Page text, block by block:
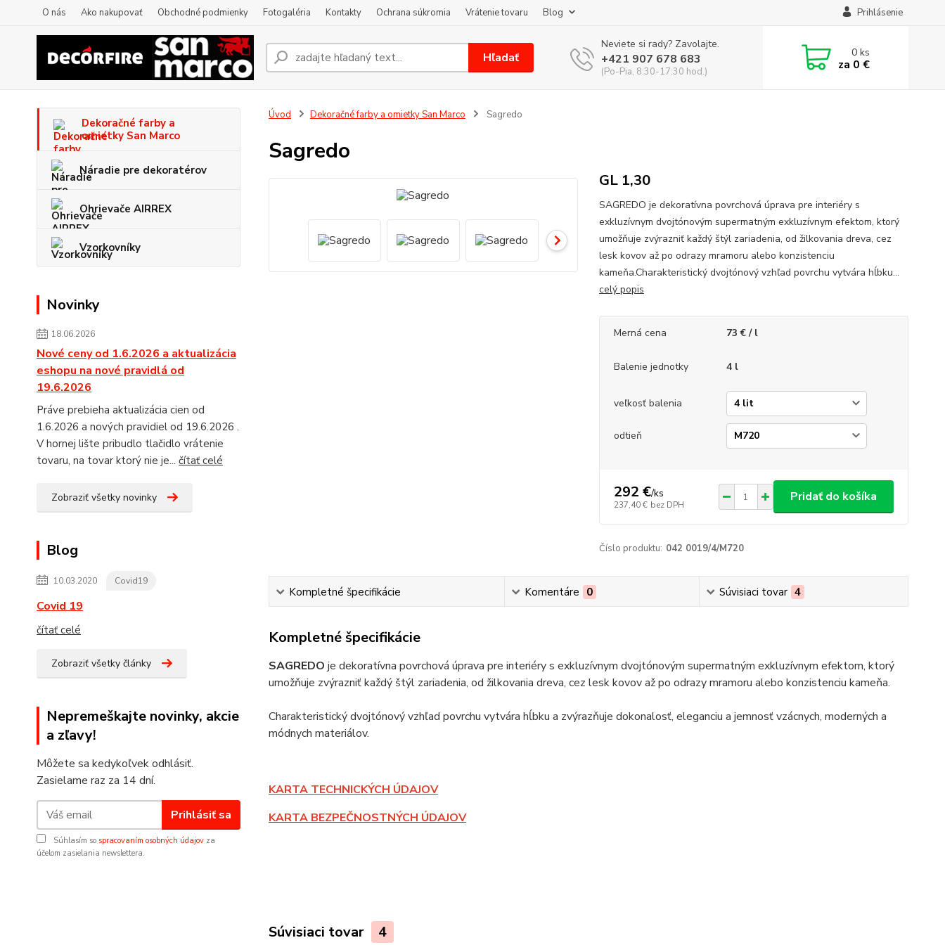
O nás Ako nakupovať Obchodné podmienky Fotogaléria Kontakty Ochrana súkromia Vrátenie tovaru Blog Prihlásenie
Hľadať
Neviete si rady? Zavolajte.
+421 907 678 683
(Po-Pia, 8:30-17:30 hod.)
0ks
za 0 €
Dekoračné farby a
omietky San Marco
Náradie pre dekoratérov
Ohrievače AIRREX
Vzorkovníky
Novinky
18.06.2026
Nové ceny od 1.6.2026 a aktualizácia
eshopu na nové pravidlá od
19.6.2026
Práve prebieha aktualizácia cien od
1.6.2026 a nových pravidiel od 19.6.2026 .
V hornej lište pribudlo tlačidlo vrátenie
tovaru, na tovar ktorý nie je... čítať celé
Zobraziť všetky novinky
Blog
10.03.2020 Covid19
Covid 19
čítať celé
Zobraziť všetky články
Nepremeškajte novinky, akcie
a zľavy!
Môžete sa kedykoľvek odhlásiť.
Zasielame raz za 14 dní.
Prihlásiť sa
Súhlasím so spracovaním osobných údajov za
účelom zasielania newslettera.
Úvod Dekoračné farby a omietky San Marco Sagredo
Sagredo
GL 1,30
SAGREDO je dekoratívna povrchová úprava pre interiéry s
exkluzívnym dvojtónovým supermatným exkluzívnym efektom, ktorý
umožňuje zvýrazniť každý štýl zariadenia, od žilkovania dreva, cez
lesk kovov až po odrazy mramoru alebo konzistenciu
kameňa.Charakteristický dvojtónový vzhľad povrchu vytvára hĺbku...
celý popis
Merná cena 73 € / l
Balenie jednotky 4 l
veľkosť balenia
odtieň
292 €/ks
237,40 € bez DPH
Pridať do košíka
Číslo produktu: 042 0019/4/M720
Kompletné špecifikácie Komentáre 0 Súvisiaci tovar 4
Kompletné špecifikácie
SAGREDO je dekoratívna povrchová úprava pre interiéry s exkluzívnym dvojtónovým supermatným exkluzívnym efektom, ktorý
umožňuje zvýrazniť každý štýl zariadenia, od žilkovania dreva, cez lesk kovov až po odrazy mramoru alebo konzistenciu kameňa.
Charakteristický dvojtónový vzhľad povrchu vytvára hĺbku a zvýrazňuje dokonalosť, eleganciu a jemnosť vzácnych, moderných a
módnych materiálov.
KARTA TECHNICKÝCH ÚDAJOV
KARTA BEZPEČNOSTNÝCH ÚDAJOV
Súvisiaci tovar 4